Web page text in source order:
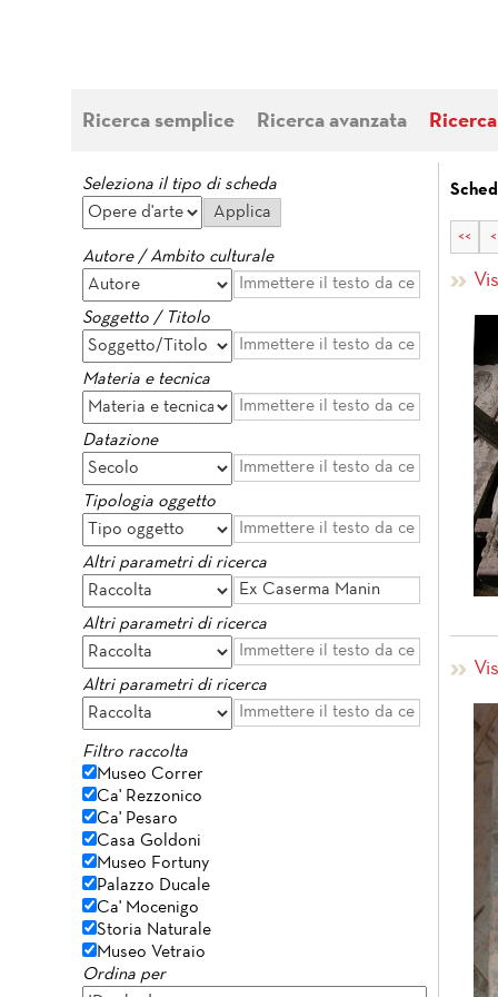
Ricerca semplice Ricerca avanzata
Seleziona il tipo di scheda
Autore / Ambito culturale
Soggetto / Titolo
Materia e tecnica
Datazione
Tipologia oggetto
Altri parametri di ricerca
Altri parametri di ricerca
Altri parametri di ricerca
Filtro raccolta
Museo Correr
Ca' Rezzonico
Ca' Pesaro
Casa Goldoni
Museo Fortuny
Palazzo Ducale
Ca' Mocenigo
Storia Naturale
Museo Vetraio
Ordina per
<< <